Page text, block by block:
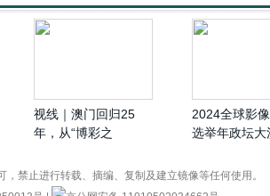
视线｜澳门回归25
年，从“博彩之
2024全球影像
选举年政坛大
禁止进行转载、摘编、复制及建立镜像等任何使用。